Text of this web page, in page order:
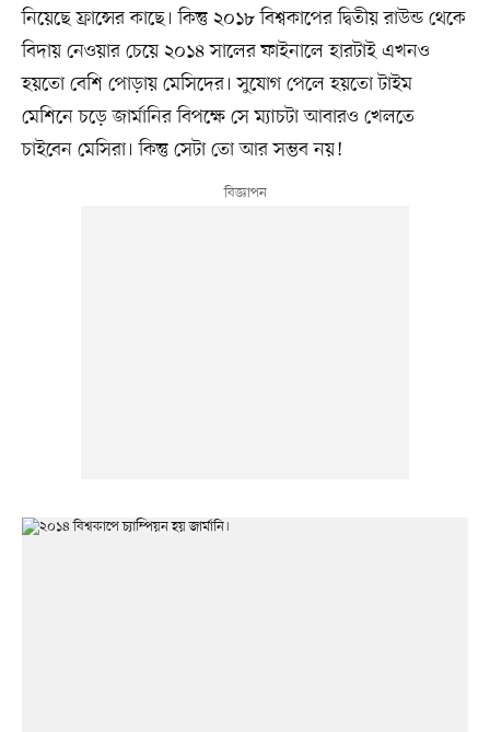
নিয়েছে ফ্রান্সের কাছে। কিন্তু ২০১৮ বিশ্বকাপের দ্বিতীয় রাউন্ড থেকে
বিদায় নেওয়ার চেয়ে ২০১৪ সালের ফাইনালে হারটাই এখনও
হয়তো বেশি পোড়ায় মেসিদের। সুযোগ পেলে হয়তো টাইম
মেশিনে চড়ে জার্মানির বিপক্ষে সে ম্যাচটা আবারও খেলতে
চাইবেন মেসিরা। কিন্তু সেটা তো আর সম্ভব নয়!